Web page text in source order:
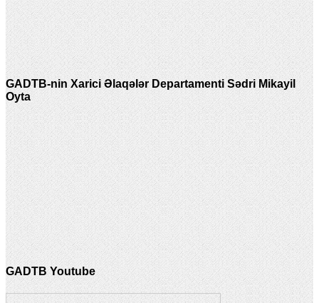
GADTB-nin Xarici Əlaqələr Departamenti Sədri Mikayil
Oyta
GADTB Youtube